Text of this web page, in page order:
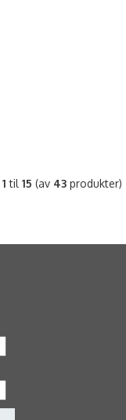
1 til 15 (av 43 produkter)